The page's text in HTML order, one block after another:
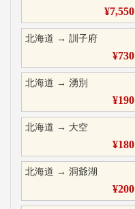
¥7,550
北海道 → 訓子府
¥730
北海道 → 湧別
¥190
北海道 → 大空
¥180
北海道 → 洞爺湖
¥200